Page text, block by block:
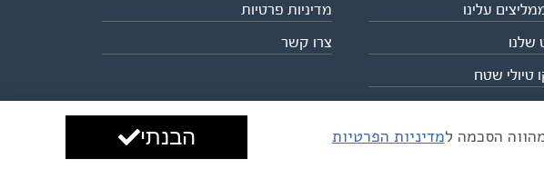
עלינו
שלנו
טיולי שטח
מדיניות פרטיות
צרו קשר
| כתובתנו המסגר 55, תל אביב עיצוב ופיתוח: ביבר גלובל
הסכמה למדיניות הפרטיות הבנתי